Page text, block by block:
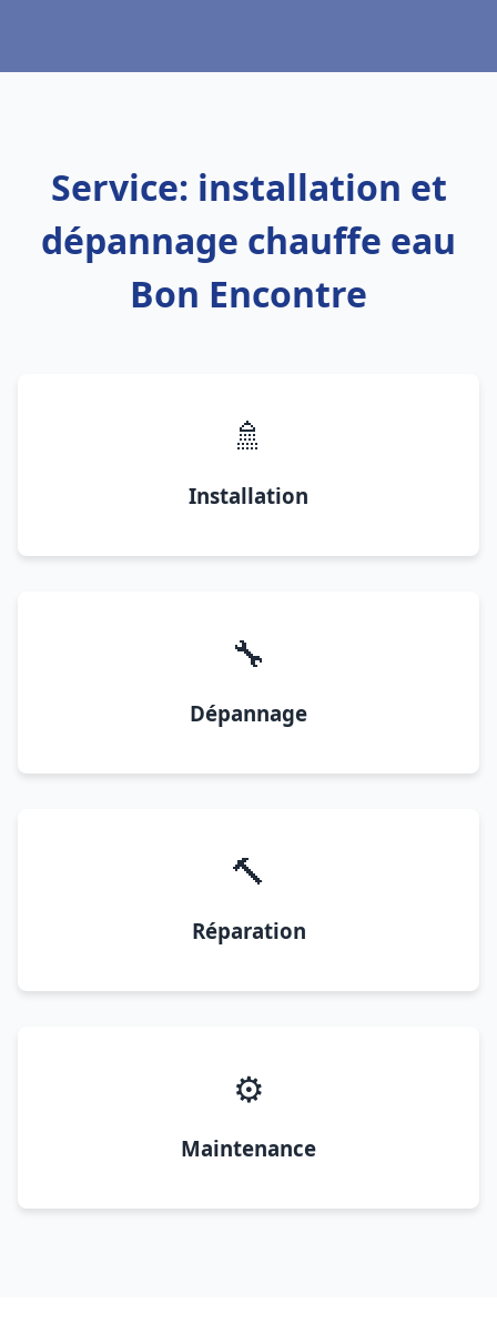
Service: installation et
dépannage chauffe eau
Bon Encontre
🚿
Installation
🔧
Dépannage
🔨
Réparation
⚙️
Maintenance